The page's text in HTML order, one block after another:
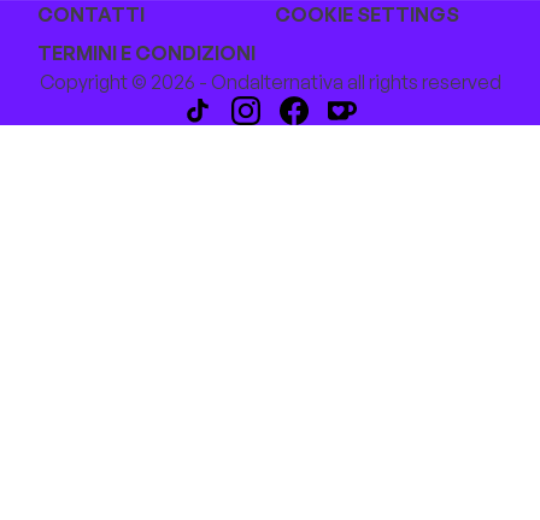
CONTATTI
COOKIE SETTINGS
TERMINI E CONDIZIONI
Copyright © 2026 - Ondalternativa all rights reserved